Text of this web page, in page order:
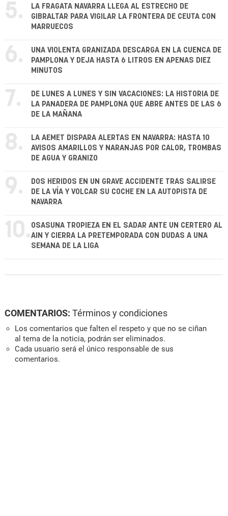
5.
LA FRAGATA NAVARRA LLEGA AL ESTRECHO DE
GIBRALTAR PARA VIGILAR LA FRONTERA DE CEUTA CON
MARRUECOS
6.
UNA VIOLENTA GRANIZADA DESCARGA EN LA CUENCA DE
PAMPLONA Y DEJA HASTA 6 LITROS EN APENAS DIEZ
MINUTOS
7.
DE LUNES A LUNES Y SIN VACACIONES: LA HISTORIA DE
LA PANADERA DE PAMPLONA QUE ABRE ANTES DE LAS 6
DE LA MAÑANA
8.
LA AEMET DISPARA ALERTAS EN NAVARRA: HASTA 10
AVISOS AMARILLOS Y NARANJAS POR CALOR, TROMBAS
DE AGUA Y GRANIZO
9.
DOS HERIDOS EN UN GRAVE ACCIDENTE TRAS SALIRSE
DE LA VÍA Y VOLCAR SU COCHE EN LA AUTOPISTA DE
NAVARRA
10. OSASUNA TROPIEZA EN EL SADAR ANTE UN CERTERO AL
AIN Y CIERRA LA PRETEMPORADA CON DUDAS A UNA
SEMANA DE LA LIGA
COMENTARIOS: Términos y condiciones
Los comentarios que falten el respeto y que no se ciñan
al tema de la noticia, podrán ser eliminados.
Cada usuario será el único responsable de sus
comentarios.